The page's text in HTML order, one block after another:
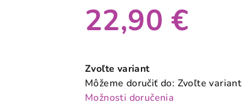
22,90 €
cena:
Zvoľte variant
Môžeme doručiť do: Zvoľte variant
Možnosti doručenia